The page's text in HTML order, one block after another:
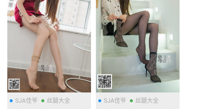
SJA佳爷 丝腿大全 SJA佳爷 丝腿大全